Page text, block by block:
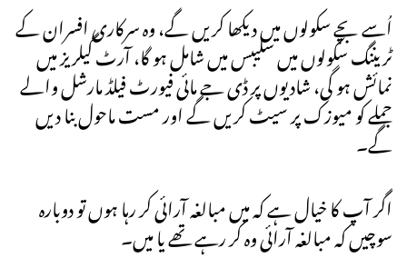
اُسے بچے سکولوں میں دیکھا کریں گے، وہ سرکاری افسران کے
ٹریننگ سکولوں میں سلیبس میں شامل ہو گا، آرٹ گیلریز میں
نمائش ہو گی، شادیوں پر ڈی جے مائی فیورٹ فیلڈ مارشل والے
جملے کو میوزک پر سیٹ کریں گے اور مست ماحول بنا دیں
گے۔
اگر آپ کا خیال ہے کہ میں مبالغہ آرائی کر رہا ہوں تو دوبارہ
سوچیں کہ مبالغہ آرائی وہ کر رہے تھے یا میں۔